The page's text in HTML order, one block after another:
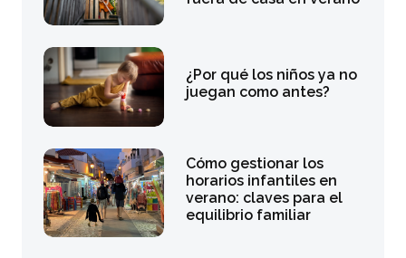
¿Por qué los niños ya no
juegan como antes?
Cómo gestionar los
horarios infantiles en
verano: claves para el
equilibrio familiar